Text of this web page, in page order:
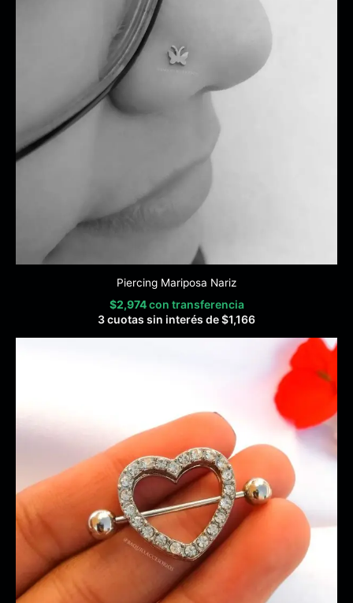
Piercing Mariposa Nariz
$2,974 con transferencia
3 cuotas sin interés de$1,166